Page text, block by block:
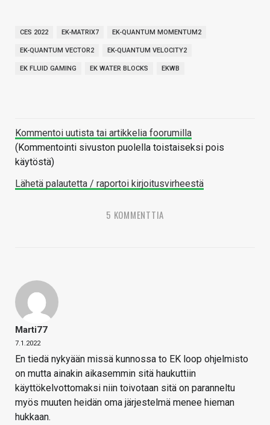
CES 2022 EK-MATRIX7 EK-QUANTUM MOMENTUM2
EK-QUANTUM VECTOR2 EK-QUANTUM VELOCITY2
EK FLUID GAMING EK WATER BLOCKS EKWB
Kommentoi uutista tai artikkelia foorumilla
(Kommentointi sivuston puolella toistaiseksi pois
käytöstä)
Lähetä palautetta / raportoi kirjoitusvirheestä
5 KOMMENTTIA
Marti77
7.1.2022
En tiedä nykyään missä kunnossa to EK loop ohjelmisto
on mutta ainakin aikasemmin sitä haukuttiin
käyttökelvottomaksi niin toivotaan sitä on paranneltu
myös muuten heidän oma järjestelmä menee hieman
hukkaan.